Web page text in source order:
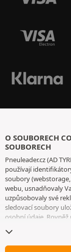
O SOUBORECH
SOUBORECH
Pneuleader.cz (AD
používají
soubory
webu, usnadňovaly
uzpůsobovaly své
sledovací soubory
osobní údaje.
vyjma těch, které
uchováváme po